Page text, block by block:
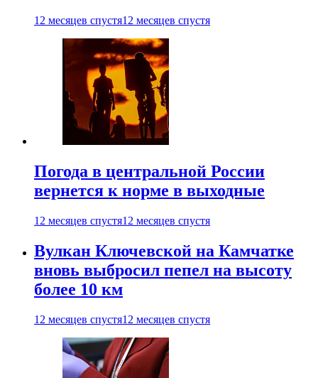
12 месяцев спустя12 месяцев спустя
Погода в центральной России
вернется к норме в выходные
12 месяцев спустя12 месяцев спустя
Вулкан Ключевской на Камчатке
вновь выбросил пепел на высоту
более 10 км
12 месяцев спустя12 месяцев спустя